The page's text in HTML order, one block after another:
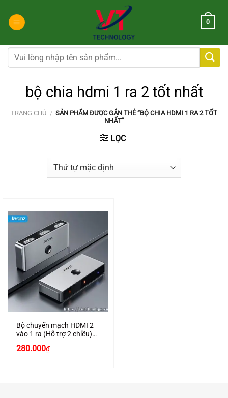
đến
dung
0
Tìm
kiếm:
bộ chia hdmi 1 ra 2 tốt nhất
TRANG CHỦ / SẢN PHẨM ĐƯỢC GẮN THẺ “BỘ CHIA HDMI 1 RA 2 TỐT
NHẤT”
LỌC
Bộ chuyển mạch HDMI 2
vào 1 ra (Hỗ trợ 2 chiều)
cao cấp
280.000₫